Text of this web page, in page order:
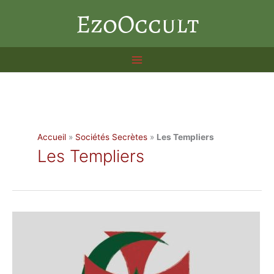
EzoOccult
Accueil » Sociétés Secrètes » Les Templiers
Les Templiers